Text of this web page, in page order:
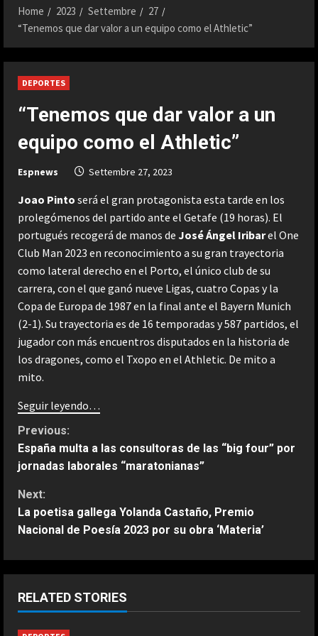
Home 2023 Settembre
27
“Tenemos que dar valor a un equipo como el Athletic”
DEPORTES
“Tenemos que dar valor a un
equipo como el Athletic”
Espnews Settembre 27, 2023
Joao Pinto será el gran protagonista esta tarde en los
prolegómenos del partido ante el Getafe (19 horas). El
portugués recogerá de manos de José Ángel Iribarel One
Club Man 2023 en reconocimiento a su gran trayectoria
como lateral derecho en el Porto, el único club de su
carrera, con el que ganó nueve Ligas, cuatro Copas y la
Copa de Europa de 1987 en la final ante el Bayern Munich
(2-1). Su trayectoria es de 16 temporadas y 587 partidos, el
jugador con más encuentros disputados en la historia de
los dragones, como el Txopo en el Athletic. De mito a
mito.
Seguir leyendo…
C
o
n
t
i
u
Previous:
España multa a las consultoras de las “big four” por
jornadas laborales “maratonianas”
Next:
La poetisa gallega Yolanda Castaño, Premio
Nacional de Poesía 2023 por su obra ‘Materia’
RELATED STORIES
ESPAÑA
Fin al culebrón Vinicius: el brasileño
renueva con el Real Madrid hasta